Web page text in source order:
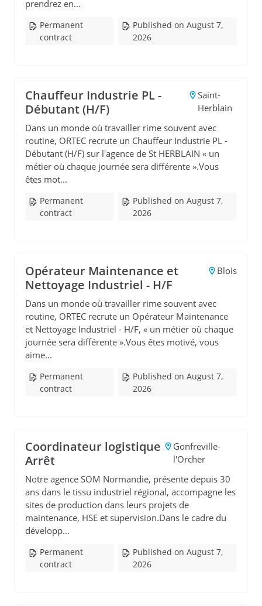
prendrez en...
Permanent
contract
Published on August 7,
2026
Chauffeur Industrie PL -
Débutant (H/F)
Saint-
Herblain
Dans un monde où travailler rime souvent avec
routine, ORTEC recrute un Chauffeur Industrie PL -
Débutant (H/F) sur l'agence de St HERBLAIN « un
métier où chaque journée sera différente ».Vous
êtes mot...
Permanent
contract
Published on August 7,
2026
Opérateur Maintenance et
Nettoyage Industriel - H/F
Blois
Dans un monde où travailler rime souvent avec
routine, ORTEC recrute un Opérateur Maintenance
et Nettoyage Industriel - H/F, « un métier où chaque
journée sera différente ».Vous êtes motivé, vous
aime...
Permanent
contract
Published on August 7,
2026
Coordinateur logistique
Arrêt
Gonfreville-
l'Orcher
Notre agence SOM Normandie, présente depuis 30
ans dans le tissu industriel régional, accompagne les
sites de production dans leurs projets de
maintenance, HSE et supervision.Dans le cadre du
développ...
Permanent
contract
Published on August 7,
2026